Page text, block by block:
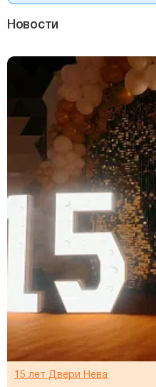
Новости
15 лет Двери Нева